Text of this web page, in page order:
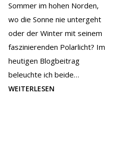
Sommer im hohen Norden,
wo die Sonne nie untergeht
oder der Winter mit seinem
faszinierenden Polarlicht? Im
heutigen Blogbeitrag
beleuchte ich beide…
WEITERLESEN